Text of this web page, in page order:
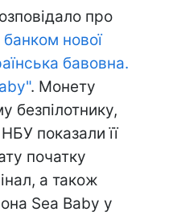
про
нової
бавовна.
. Монету
безпілотнику,
показали її
початку
а також
Sea Baby у